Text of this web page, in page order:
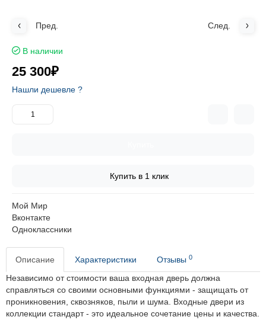
Пред. След.
В наличии
25 300₽
Нашли дешевле ?
Купить в 1 клик
Мой Мир
Вконтакте
Одноклассники
Описание Характеристики Отзывы 0
Независимо от стоимости ваша входная дверь должна
справляться со своими основными функциями - защищать от
проникновения, сквозняков, пыли и шума. Входные двери из
коллекции стандарт - это идеальное сочетание цены и качества.